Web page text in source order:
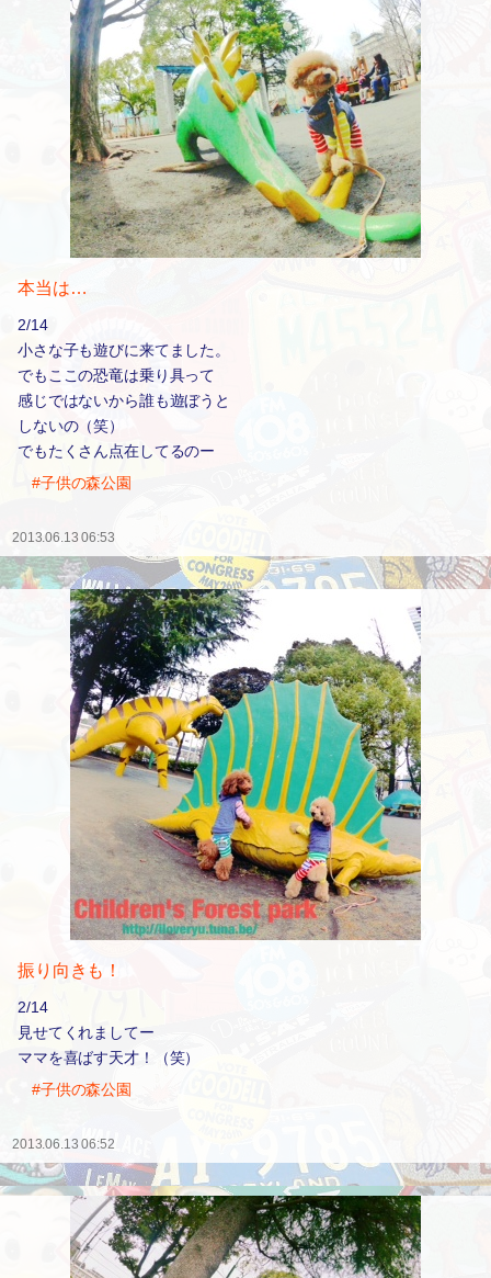
本当は…
2/14
小さな子も遊びに来てました。
でもここの恐竜は乗り具って
感じではないから誰も遊ぼうと
しないの（笑）
でもたくさん点在してるのー
#子供の森公園
2013.06.13 06:53
振り向きも！
2/14
見せてくれましてー
ママを喜ばす天才！（笑）
#子供の森公園
2013.06.13 06:52